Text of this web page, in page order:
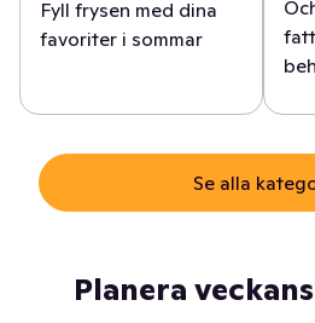
Fyll frysen med dina
favoriter i sommar
Se alla
Planera